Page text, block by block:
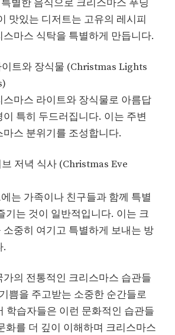
별한 음식으로 크리스마스 푸딩
맛있는 디저트는 고유의 레시피
마스 식탁을 특별하게 만듭니다.
트와 장식물 (Christmas Lights
스마스 라이트와 장식물로 아름답
특히 두드러집니다. 이는 주변
스 분위기를 조성합니다.
저녁 식사 (Christmas Eve
는 가족이나 친구들과 함께 특별
기는 것이 일반적입니다. 이는 크
소중히 여기고 특별하게 보내는 방
.
의 전통적인 크리스마스 습관들
쁨을 주고받는 소중한 순간들로
학습자들은 이런 문화적인 습관들
화를 더 깊이 이해하며 크리스마스